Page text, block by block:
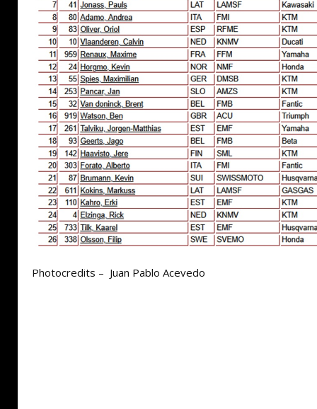
Photocredits – Juan Pablo Acevedo